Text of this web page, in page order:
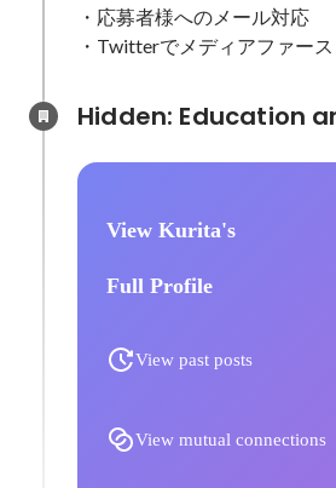
・応募者様へのメール対応
・Twitterでメディアファー
View Kurita's
Full Profile
View past posts
View mutual connections